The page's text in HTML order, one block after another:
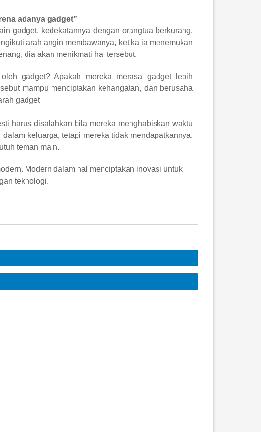
adanya gadget”
gadget, kedekatannya dengan orangtua berkurang.
arah angin membawanya, ketika ia menemukan
dia akan menikmati hal tersebut.
gadget? Apakah mereka merasa gadget lebih
mampu menciptakan kehangatan, dan berusaha
gadget
harus disalahkan bila mereka menghabiskan waktu
keluarga, tetapi mereka tidak mendapatkannya.
teman main.
Modern dalam hal menciptakan inovasi untuk
teknologi.